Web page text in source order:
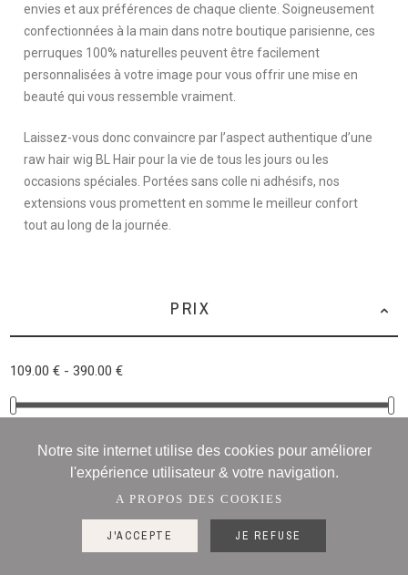
PRIX
109.00 € - 390.00 €
SÉLECTIONNER LONGUEUR MÈCHES
12 pouces (30cm)
envies et aux préférences de chaque cliente. Soigneusement
confectionnées à la main dans notre boutique parisienne, ces
perruques 100% naturelles peuvent être facilement
personnalisées à votre image pour vous offrir une mise en
beauté qui vous ressemble vraiment.
Laissez-vous donc convaincre par l’aspect authentique d’une
raw hair wig BL Hair pour la vie de tous les jours ou les
occasions spéciales. Portées sans colle ni adhésifs, nos
extensions vous promettent en somme le meilleur confort
tout au long de la journée.
Notre site internet utilise des cookies pour améliorer
l'expérience utilisateur & votre navigation.
A PROPOS DES COOKIES
J'ACCEPTE JE REFUSE